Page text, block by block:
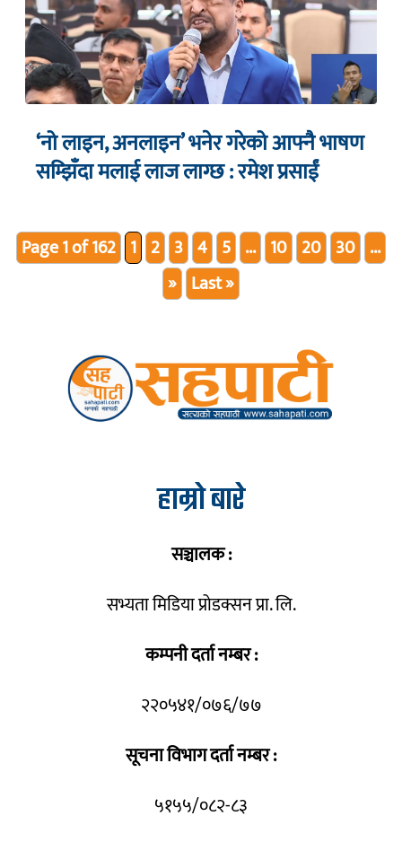
‘नो लाइन, अनलाइन’ भनेर गरेको आफ्नै भाषण
सम्झिँदा मलाई लाज लाग्छ : रमेश प्रसाईं
Page 1 of 162 1 2 3 4 5 ... 10 20 30 ...
» Last »
हाम्रो बारे
सञ्चालक :
सभ्यता मिडिया प्रोडक्सन प्रा. लि.
कम्पनी दर्ता नम्बर :
२२०५४१/०७६/७७
सूचना विभाग दर्ता नम्बर :
५१५५/०८२-८३